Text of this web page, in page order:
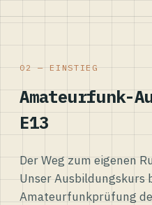
02 — EINSTIEG
Amateurfunk-
E13
Der Weg zum eigenen
Unser Ausbildungskurs
Amateurfunkprüfung